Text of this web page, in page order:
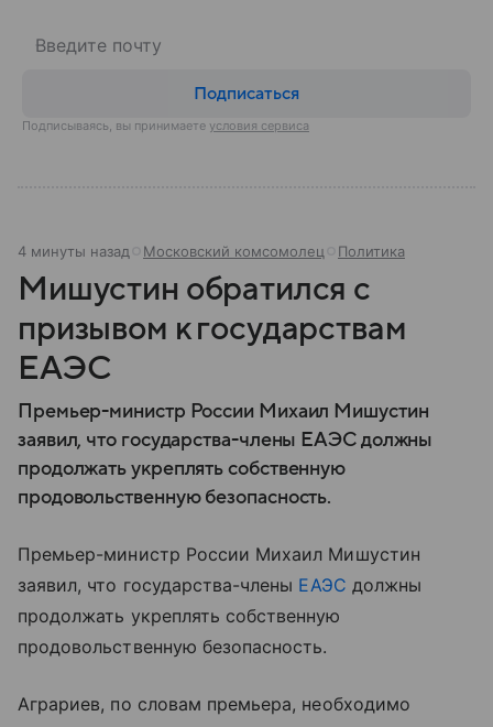
Подписаться
Подписываясь, вы принимаете условия сервиса
4 минуты назад Московский комсомолец Политика
Мишустин обратился с
призывом к государствам
ЕАЭС
Премьер-министр России Михаил Мишустин
заявил, что государства-члены ЕАЭС должны
продолжать укреплять собственную
продовольственную безопасность.
Премьер-министр России Михаил Мишустин
заявил, что государства-члены ЕАЭС должны
продолжать укреплять собственную
продовольственную безопасность.
Аграриев, по словам премьера, необходимо